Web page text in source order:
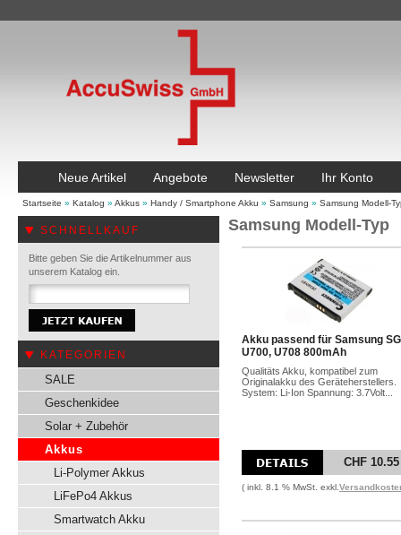
Neue Artikel Angebote Newsletter Ihr Konto
Startseite » Katalog » Akkus » Handy / Smartphone Akku » Samsung » Samsung Modell-
SCHNELLKAUF
Bitte geben Sie die Artikelnummer aus
unserem Katalog ein.
KATEGORIEN
SALE
Geschenkidee
Solar + Zubehör
Akkus
Li-Polymer Akkus
LiFePo4 Akkus
Smartwatch Akku
Samsung Modell-Typ
Akku passend für Samsung
U700, U708 800mAh
Qualitäts Akku, kompatibel zum
Originalakku des Geräteherstellers.
System: Li-Ion Spannung: 3.7Volt...
CHF 10.55
( inkl. 8.1 % MwSt. exkl.